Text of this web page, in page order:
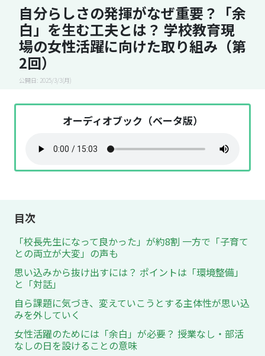
自分らしさの発揮がなぜ重要？「余
白」を生む工夫とは？ 学校教育現
場の女性活躍に向けた取り組み（第
2回）
公開日: 2025/3/3(月)
オーディオブック（ベータ版）
目次
「校長先生になって良かった」が約8割 一方で「子育て
との両立が大変」の声も
思い込みから抜け出すには？ ポイントは「環境整備」
と「対話」
自ら課題に気づき、変えていこうとする主体性が思い込
みを外していく
女性活躍のためには「余白」が必要？ 授業なし・部活
なしの日を設けることの意味